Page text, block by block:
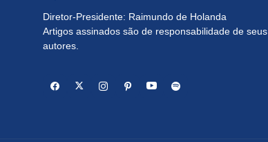
Diretor-Presidente: Raimundo de Holanda
Artigos assinados são de responsabilidade de seus
autores.